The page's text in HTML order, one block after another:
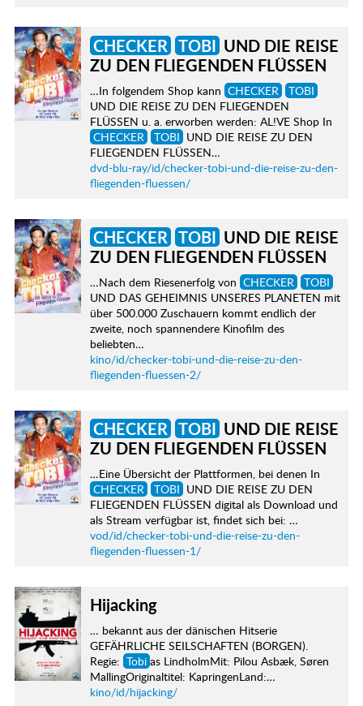
CHECKER TOBIUND DIE REISE
ZU DEN FLIEGENDEN FLÜSSEN
…In folgendem Shop kann CHECKER
TOBI
UND DIE REISE ZU DEN FLIEGENDEN
FLÜSSEN u. a. erworben werden: AL!VE Shop In
CHECKER
TOBI UND DIE REISE ZU DEN
FLIEGENDEN FLÜSSEN…
dvd-blu-ray/id/checker-tobi-und-die-reise-zu-den-
fliegenden-fluessen/
CHECKER TOBIUND DIE REISE
ZU DEN FLIEGENDEN FLÜSSEN
…Nach dem Riesenerfolg von CHECKER
TOBI
UND DAS GEHEIMNIS UNSERES PLANETEN mit
über 500.000 Zuschauern kommt endlich der
zweite, noch spannendere Kinofilm des
beliebten…
kino/id/checker-tobi-und-die-reise-zu-den-
fliegenden-fluessen-2/
CHECKER TOBIUND DIE REISE
ZU DEN FLIEGENDEN FLÜSSEN
…Eine Übersicht der Plattformen, bei denen In
CHECKER
TOBI UND DIE REISE ZU DEN
FLIEGENDEN FLÜSSEN digital als Download und
als Stream verfügbar ist, findet sich bei: …
vod/id/checker-tobi-und-die-reise-zu-den-
fliegenden-fluessen-1/
Hijacking
… bekannt aus der dänischen Hitserie
GEFÄHRLICHE SEILSCHAFTEN (BORGEN).
Regie: Tobi as LindholmMit: Pilou Asbæk, Søren
MallingOriginaltitel: KapringenLand:…
kino/id/hijacking/